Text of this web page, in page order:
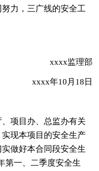
力，三广线的安全工
xxxx监理部
xxxx年10月18日
项目办、总监办有关
现本项目的安全生产
做好本合同段安全生
第一、二季度安全生